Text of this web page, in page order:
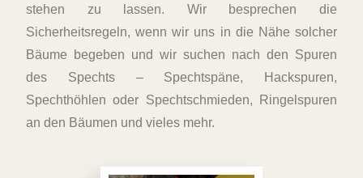
stehen zu lassen. Wir besprechen die
Sicherheitsregeln, wenn wir uns in die Nähe solcher
Bäume begeben und wir suchen nach den Spuren
des Spechts – Spechtspäne, Hackspuren,
Spechthöhlen oder Spechtschmieden, Ringelspuren
an den Bäumen und vieles mehr.